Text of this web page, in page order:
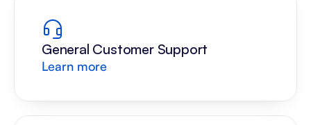
General Customer Support
Learn more